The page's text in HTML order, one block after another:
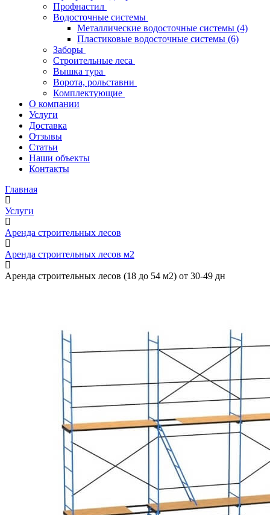
Профнастил
Водосточные системы
Металлические водосточные системы (4)
Пластиковые водосточные системы (6)
Заборы
Строительные леса
Вышка тура
Ворота, рольставни
Комплектующие
О компании
Услуги
Доставка
Отзывы
Статьи
Наши объекты
Контакты
Главная
Услуги
Аренда строительных лесов
Аренда строительных лесов м2
Аренда строительных лесов (18 до 54 м2) от 30-49 дн